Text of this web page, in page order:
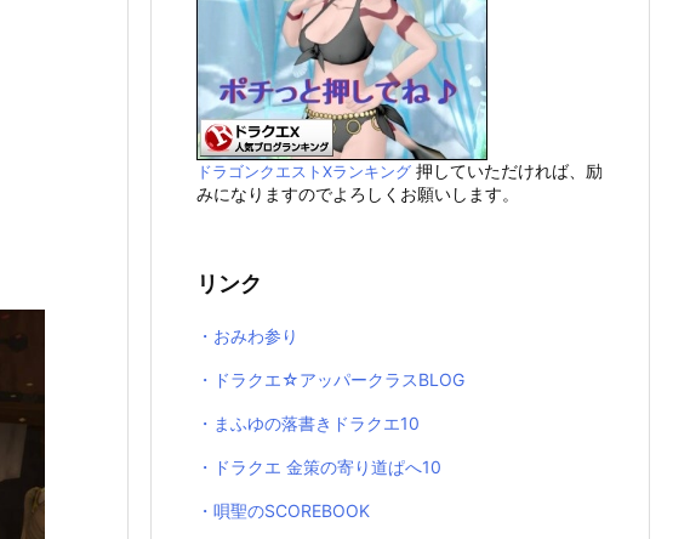
ドラゴンクエストXランキング 押していただければ、励
みになりますのでよろしくお願いします。
リンク
・おみわ参り
・ドラクエ☆アッパークラスBLOG
・まふゆの落書きドラクエ10
・ドラクエ 金策の寄り道ぱへ10
・唄聖のSCOREBOOK